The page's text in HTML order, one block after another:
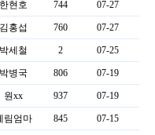
한현호 744 07-27
김홍섭 760 07-27
박세철 2
07-25
박병국 806 07-19
원xx 937 07-19
림엄마 845 07-15